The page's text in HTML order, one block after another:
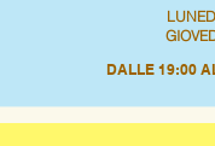
DALLE 19:00